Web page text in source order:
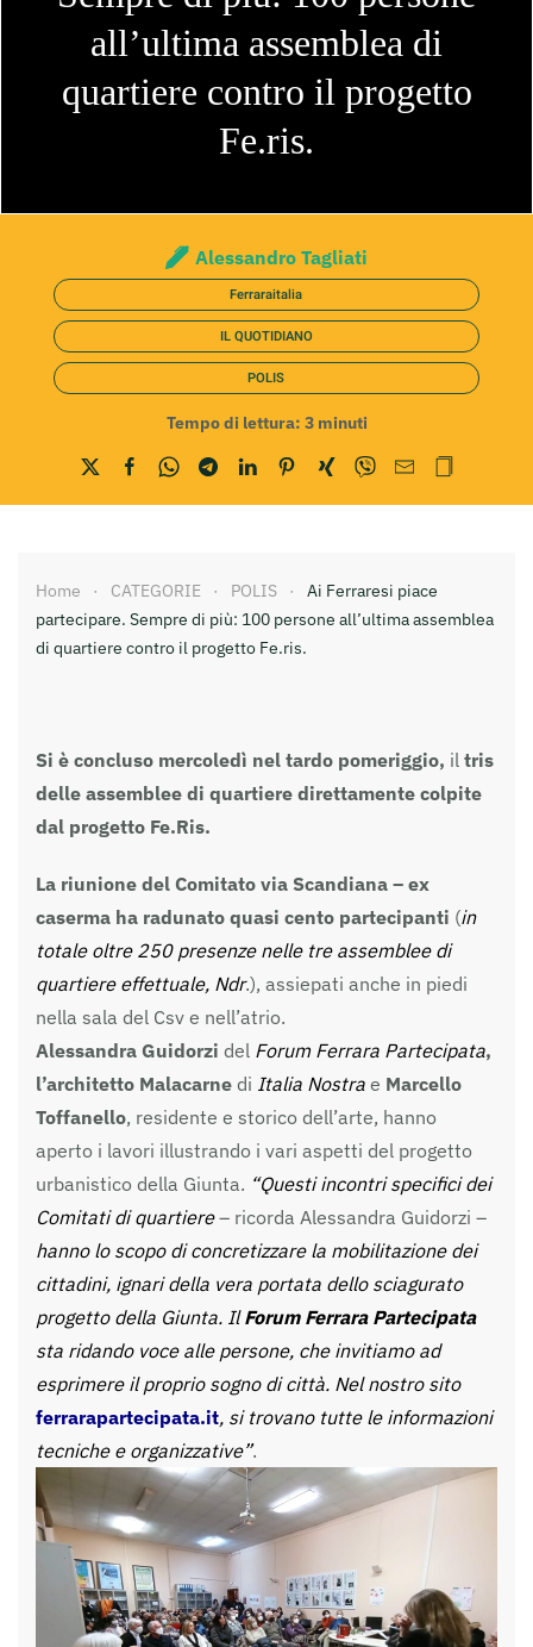
all’ultima assemblea di
quartiere contro il progetto
Fe.ris.
Alessandro Tagliati
Ferraraitalia
IL QUOTIDIANO
POLIS
Tempo di lettura: 3 minuti
Home CATEGORIE POLIS
Ai Ferraresi piace
partecipare. Sempre di più: 100 persone all’ultima assemblea
di quartiere contro il progetto Fe.ris.
Si è concluso mercoledì nel tardo pomeriggio, il tris
delle assemblee di quartiere direttamente colpite
dal progetto Fe.Ris.
La riunione del Comitato via Scandiana – ex
caserma ha radunato quasi cento partecipanti (in
totale oltre 250 presenze nelle tre assemblee di
quartiere effettuale, Ndr.), assiepati anche in piedi
nella sala del Csv e nell’atrio.
Alessandra Guidorzi del Forum Ferrara Partecipata,
l’architetto Malacarne di Italia Nostra e Marcello
Toffanello, residente e storico dell’arte, hanno
aperto i lavori illustrando i vari aspetti del progetto
urbanistico della Giunta. “Questi incontri specifici dei
Comitati di quartiere– ricorda Alessandra Guidorzi –
hanno lo scopo di concretizzare la mobilitazione dei
cittadini, ignari della vera portata dello sciagurato
progetto della Giunta. IlForum Ferrara Partecipata
sta ridando voce alle persone, che invitiamo ad
esprimere il proprio sogno di città. Nel nostro sito
ferrarapartecipata.it, si trovano tutte le informazioni
tecniche e organizzative”.